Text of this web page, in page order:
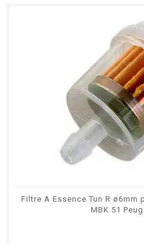
Filtre A Essence Tun R ø6mm
MBK 51